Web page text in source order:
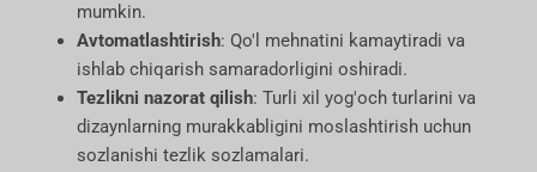
mumkin.
Avtomatlashtirish: Qo'l mehnatini kamaytiradi va
ishlab chiqarish samaradorligini oshiradi.
Tezlikni nazorat qilish: Turli xil yog'och turlarini va
dizaynlarning murakkabligini moslashtirish uchun
sozlanishi tezlik sozlamalari.